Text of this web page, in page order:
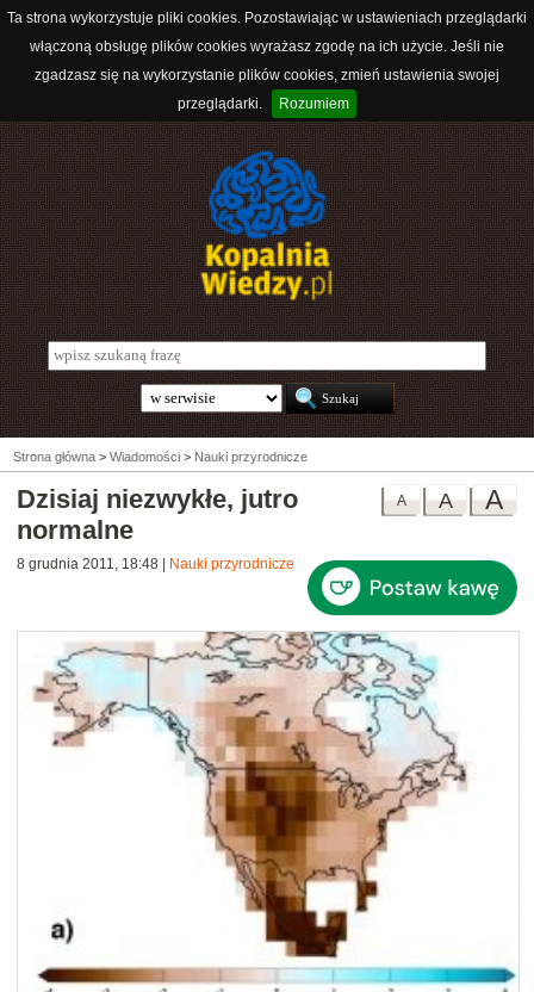
Ta strona wykorzystuje pliki cookies. Pozostawiając w ustawieniach przeglądarki
włączoną obsługę plików cookies wyrażasz zgodę na ich użycie. Jeśli nie
zgadzasz się na wykorzystanie plików cookies, zmień ustawienia swojej
przeglądarki.
Rozumiem
Strona główna > Wiadomości > Nauki przyrodnicze
A
A
A
Dzisiaj niezwykłe, jutro
normalne
8 grudnia 2011, 18:48 Nauki przyrodnicze